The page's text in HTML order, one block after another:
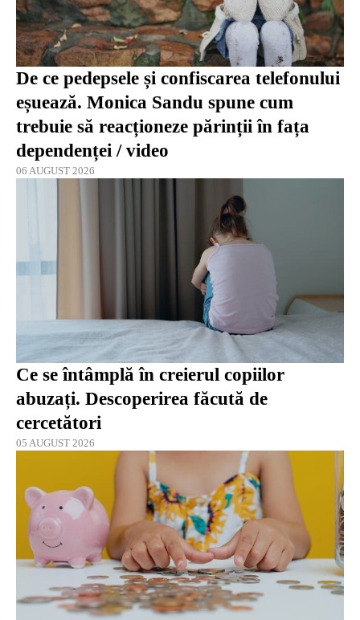
De ce pedepsele și confiscarea telefonului
eșuează. Monica Sandu spune cum
trebuie să reacționeze părinții în fața
dependenței / video
06 AUGUST 2026
Ce se întâmplă în creierul copiilor
abuzați. Descoperirea făcută de
cercetători
05 AUGUST 2026